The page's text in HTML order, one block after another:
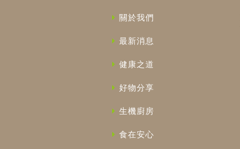
關於我們
最新消息
健康之道
好物分享
生機廚房
食在安心